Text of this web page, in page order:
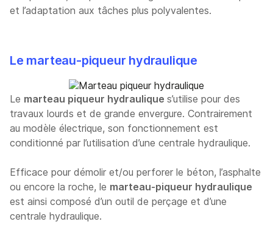
et l’adaptation aux tâches plus polyvalentes.
Le marteau-piqueur hydraulique
Le marteau piqueur hydraulique s’utilise pour des
travaux lourds et de grande envergure. Contrairement
au modèle électrique, son fonctionnement est
conditionné par l’utilisation d’une centrale hydraulique.
Efficace pour démolir et/ou perforer le béton, l’asphalte
ou encore la roche, le marteau-piqueur hydraulique
est ainsi composé d’un outil de perçage et d’une
centrale hydraulique.